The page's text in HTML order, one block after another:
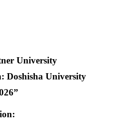
University
Doshisha University